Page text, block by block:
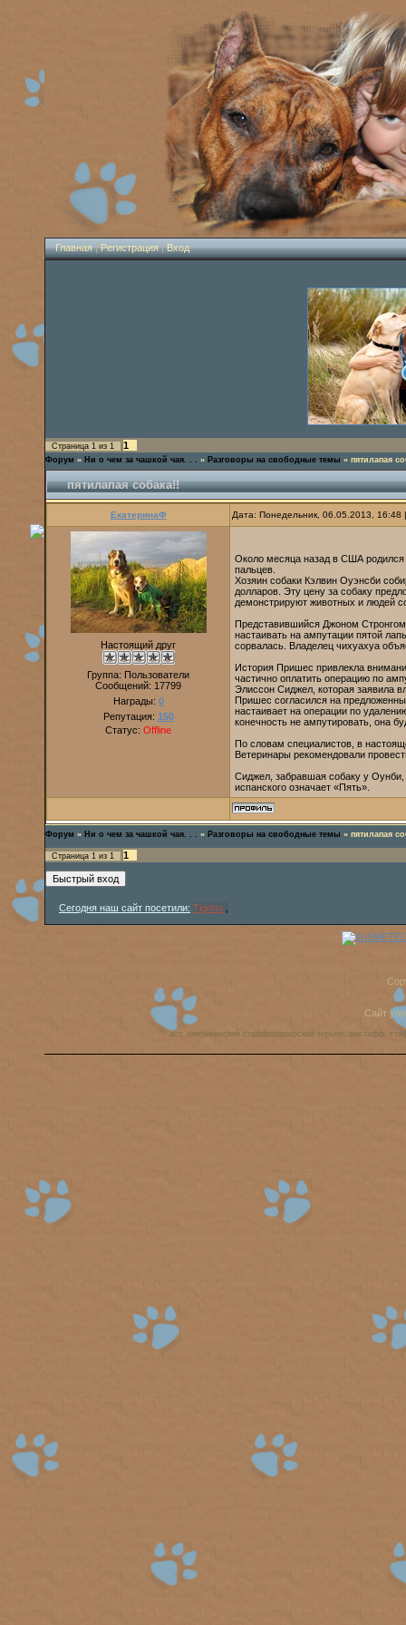
Главная|Регистрация|Вход
Страница 1 из 1 1
Форум » Ни о чем за чашкой чая. . . » Разговоры на свободные темы » пятилапая
пятилапая собака!!
ЕкатеринаФ Дата: Понедельник, 06.05.2013,
Настоящий друг
Группа: Пользователи
Сообщений: 17799
Награды: 0
Репутация: 150
Статус: Offline
Около месяца назад в США родился
пальцев.
Хозяин собаки Кэлвин Оуэнсби
долларов. Эту цену за собаку
демонстрируют животных и людей
Представившийся Джоном Стронгом
настаивать на ампутации пятой
сорвалась. Владелец чихуахуа
История Пришес привлекла
частично оплатить операцию по
Элиссон Сиджел, которая заявила
Пришес согласился на
настаивает на операции по
конечность не ампутировать, она
По словам специалистов, в
Ветеринары рекомендовали
Сиджел, забравшая собаку у
испанского означает «Пять».
Форум » Ни о чем за чашкой чая. . . » Разговоры на свободные темы » пятилапая
Страница 1 из 1 1
Сегодня наш сайт посетили: Tigrino
Сайт
аст, американский стаффордширский терьер, амстафф,